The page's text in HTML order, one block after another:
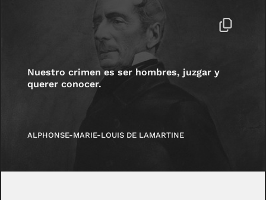
Nuestro crimen es ser hombres, juzgar y
querer conocer.
ALPHONSE-MARIE-LOUIS DE LAMARTINE